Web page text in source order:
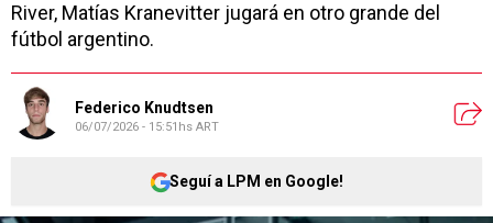
River, Matías Kranevitter jugará en otro grande del
fútbol argentino.
Federico Knudtsen
06/07/2026 - 15:51hs ART
Seguí a LPM en Google!